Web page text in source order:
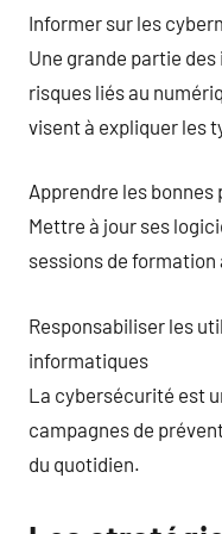
Informer sur les
Une grande partie
risques liés au
visent à expliquer les
Apprendre les
Mettre à jour ses
sessions de
Responsabiliser les
informatiques
La cybersécurité est
campagnes de
du quotidien.